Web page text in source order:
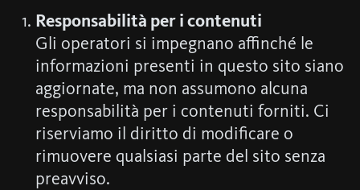
Responsabilità per i contenuti
Gli operatori si impegnano affinché le
informazioni presenti in questo sito siano
aggiornate, ma non assumono alcuna
responsabilità per i contenuti forniti. Ci
riserviamo il diritto di modificare o
rimuovere qualsiasi parte del sito senza
preavviso.